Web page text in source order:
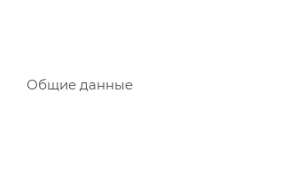
Общие данные